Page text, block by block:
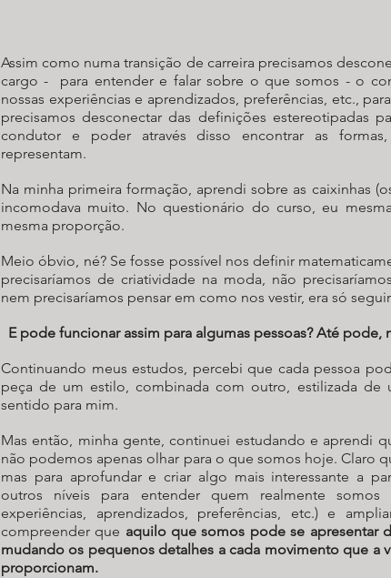
Assim como numa transição de carreira precisamos
cargo -  para entender e falar sobre o que somos - o
nossas experiências e aprendizados, preferências, etc.,
precisamos desconectar das definições estereotipadas
condutor e poder através disso encontrar as
representam.
Na minha primeira formação, aprendi sobre as caixinhas
incomodava muito. No questionário do curso, eu
mesma proporção.
Meio óbvio, né? Se fosse possível nos definir
precisaríamos de criatividade na moda, não
nem precisaríamos pensar em como nos vestir, era só
E pode funcionar assim para algumas pessoas? Até pode,
Continuando meus estudos, percebi que cada pessoa
peça de um estilo, combinada com outro, estilizada de
sentido para mim.
Mas então, minha gente, continuei estudando e aprendi
não podemos apenas olhar para o que somos hoje. Claro
mas para aprofundar e criar algo mais interessante a
outros níveis para entender quem realmente
experiências, aprendizados, preferências, etc.) e
compreender que aquilo que somos pode se apresentar
mudando os pequenos detalhes a cada movimento que a
proporcionam.